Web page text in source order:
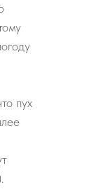
пух